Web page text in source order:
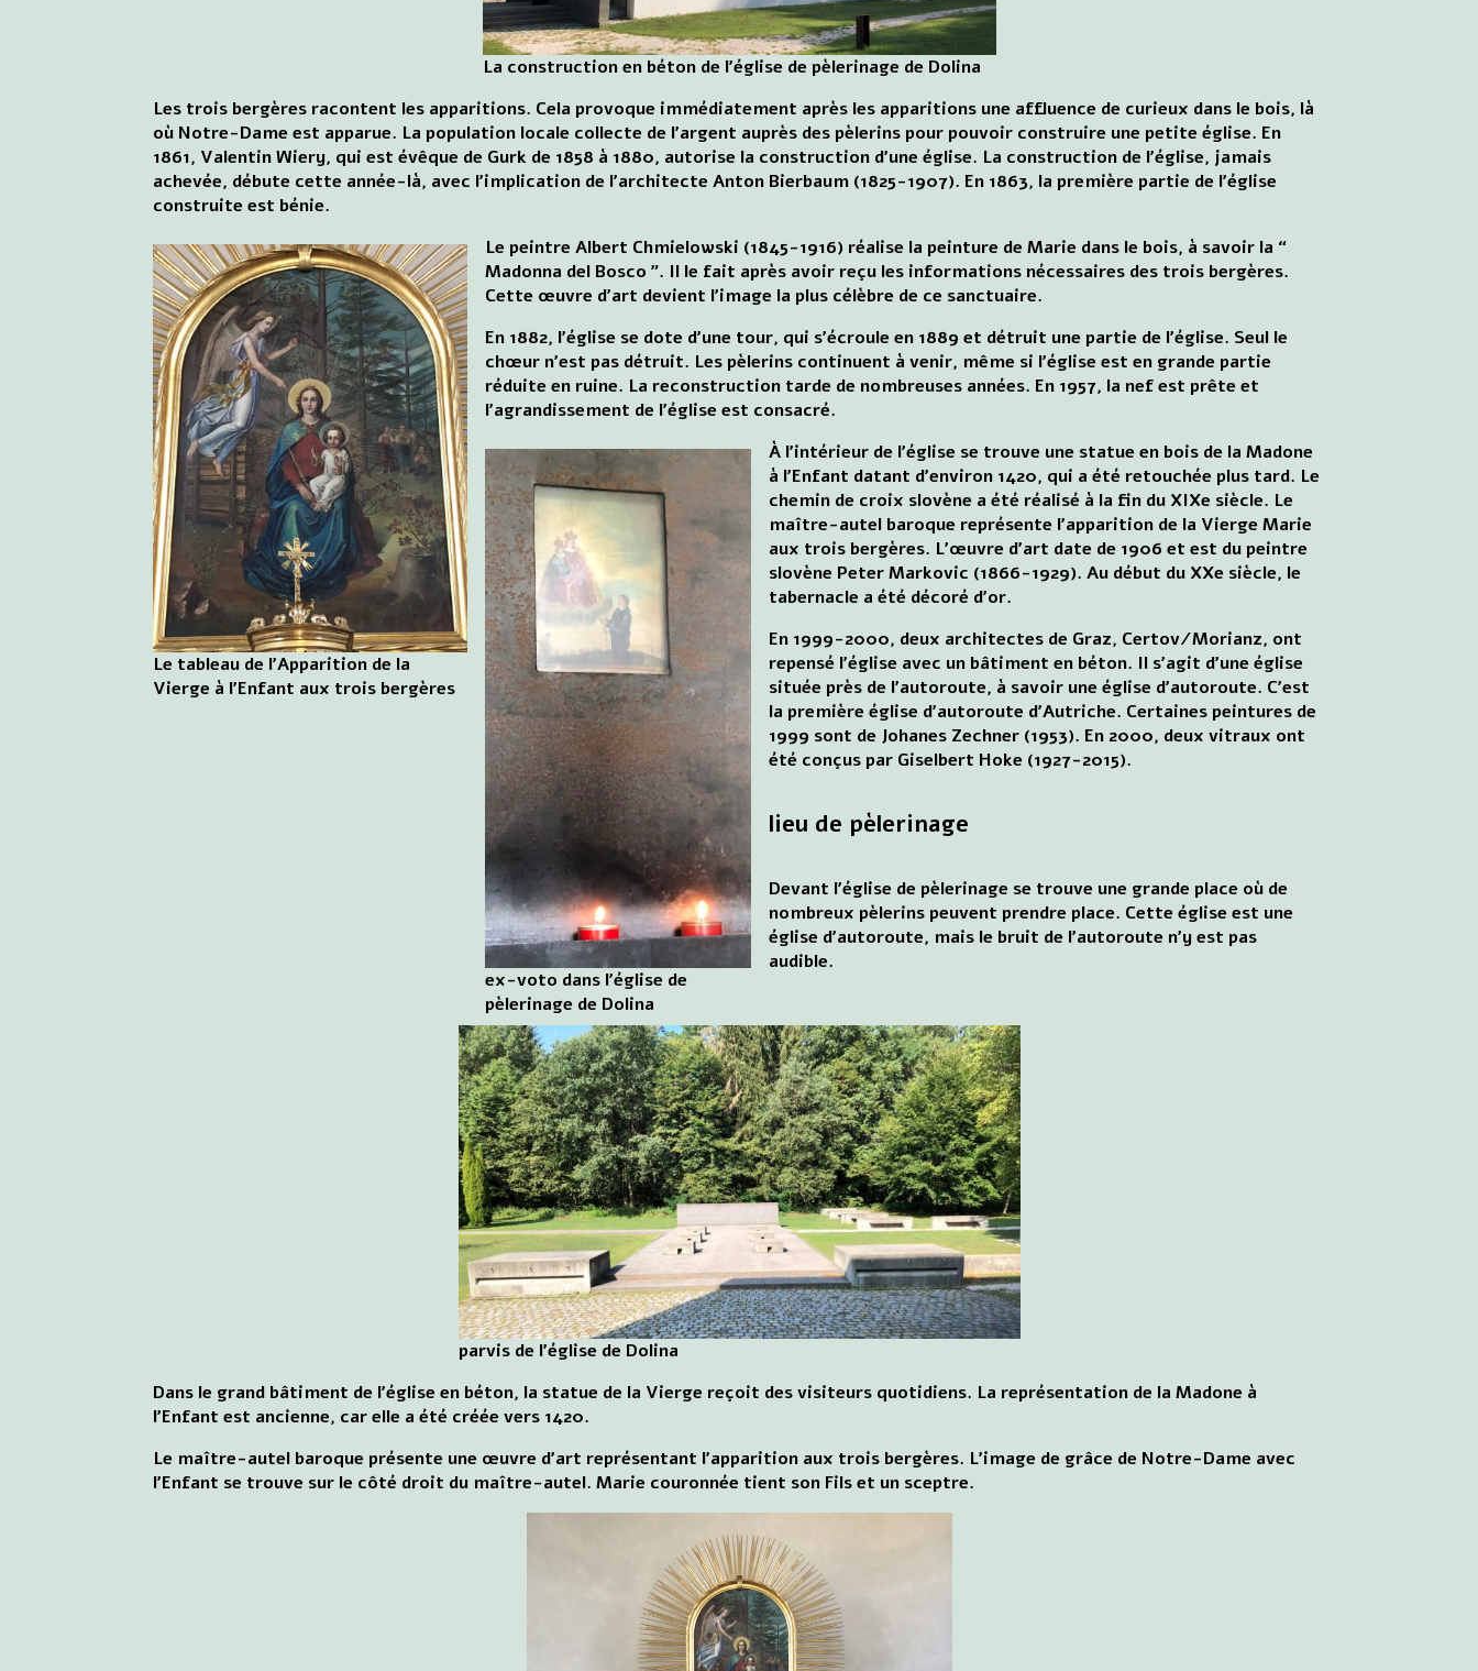
La construction en béton de l'église de pèlerinage de Dolina
Les trois bergères racontent les apparitions. Cela provoque immédiatement après les apparitions une affluence de curieux dans le bois, là
où Notre-Dame est apparue. La population locale collecte de l'argent auprès des pèlerins pour pouvoir construire une petite église. En
1861, Valentin Wiery, qui est évêque de Gurk de 1858 à 1880, autorise la construction d'une église. La construction de l'église, jamais
achevée, débute cette année-là, avec l'implication de l'architecte Anton Bierbaum (1825-1907). En 1863, la première partie de l'église
construite est bénie.
Le tableau de l'Apparition de la
Vierge à l'Enfant aux trois bergères
Le peintre Albert Chmielowski (1845-1916) réalise la peinture de Marie dans le bois, à savoir la “
Madonna del Bosco ”. Il le fait après avoir reçu les informations nécessaires des trois bergères.
Cette œuvre d'art devient l'image la plus célèbre de ce sanctuaire.
En 1882, l'église se dote d'une tour, qui s'écroule en 1889 et détruit une partie de l'église. Seul le
chœur n'est pas détruit. Les pèlerins continuent à venir, même si l'église est en grande partie
réduite en ruine. La reconstruction tarde de nombreuses années. En 1957, la nef est prête et
l'agrandissement de l'église est consacré.
ex-voto dans l'église de
pèlerinage de Dolina
À l'intérieur de l'église se trouve une statue en bois de la Madone
à l'Enfant datant d'environ 1420, qui a été retouchée plus tard. Le
chemin de croix slovène a été réalisé à la fin du XIXe siècle. Le
maître-autel baroque représente l'apparition de la Vierge Marie
aux trois bergères. L'œuvre d'art date de 1906 et est du peintre
slovène Peter Markovic (1866-1929). Au début du XXe siècle, le
tabernacle a été décoré d'or.
En 1999-2000, deux architectes de Graz, Certov/Morianz, ont
repensé l'église avec un bâtiment en béton. Il s'agit d'une église
située près de l'autoroute, à savoir une église d'autoroute. C'est
la première église d'autoroute d'Autriche. Certaines peintures de
1999 sont de Johanes Zechner (1953). En 2000, deux vitraux ont
été conçus par Giselbert Hoke (1927-2015).
lieu de pèlerinage
Devant l'église de pèlerinage se trouve une grande place où de
nombreux pèlerins peuvent prendre place. Cette église est une
église d'autoroute, mais le bruit de l'autoroute n'y est pas
audible.
parvis de l'église de Dolina
Dans le grand bâtiment de l'église en béton, la statue de la Vierge reçoit des visiteurs quotidiens. La représentation de la Madone à
l'Enfant est ancienne, car elle a été créée vers 1420.
Le maître-autel baroque présente une œuvre d'art représentant l'apparition aux trois bergères. L'image de grâce de Notre-Dame avec
l'Enfant se trouve sur le côté droit du maître-autel. Marie couronnée tient son Fils et un sceptre.